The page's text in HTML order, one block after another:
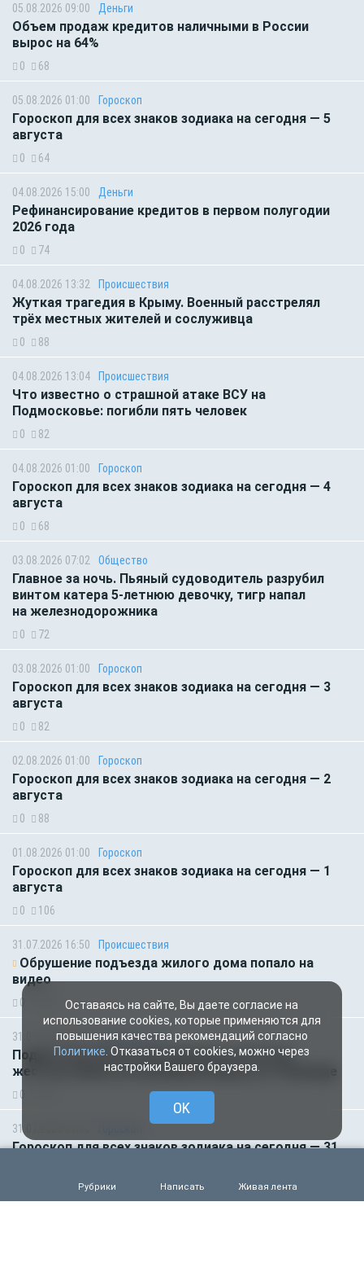
05.08.2026 09:00 Деньги
Объем продаж кредитов наличными в России
вырос на 64%
0 68
05.08.2026 01:00 Гороскоп
Гороскоп для всех знаков зодиака на сегодня — 5
августа
0 64
04.08.2026 15:00 Деньги
Рефинансирование кредитов в первом полугодии
2026 года
0 74
04.08.2026 13:32 Происшествия
Жуткая трагедия в Крыму. Военный расстрелял
трёх местных жителей и сослуживца
0 88
04.08.2026 13:04 Происшествия
Что известно о страшной атаке ВСУ на
Подмосковье: погибли пять человек
0 82
04.08.2026 01:00 Гороскоп
Гороскоп для всех знаков зодиака на сегодня — 4
августа
0 68
03.08.2026 07:02 Общество
Главное за ночь. Пьяный судоводитель разрубил
винтом катера 5-летнюю девочку, тигр напал
на железнодорожника
0 72
03.08.2026 01:00 Гороскоп
Гороскоп для всех знаков зодиака на сегодня — 3
августа
0 82
02.08.2026 01:00 Гороскоп
Гороскоп для всех знаков зодиака на сегодня — 2
августа
0 88
01.08.2026 01:00 Гороскоп
Гороскоп для всех знаков зодиака на сегодня — 1
августа
0 106
31.07.2026 16:50 Происшествия
Обрушение подъезда жилого дома попало на
видео
0
31.07.2026 15:40 Происшествия
Подростка и 22-летнюю девушку из России
жестоко убили на популярном курорте в Таиланде
0
31.07.2026 01:00
Гороскоп для всех знаков зодиака на сегодня — 31
Рубрики Написать Живая лента
Оставаясь на сайте, Вы даете согласие на
использование cookies, которые применяются для
повышения качества рекомендаций согласно
Политике . Отказаться от cookies, можно через
настройки Вашего браузера.
OK